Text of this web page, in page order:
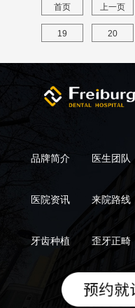
首页 上一页
19 20
品牌简介 医生团队
医院资讯 来院路线
牙齿种植 歪牙正畸